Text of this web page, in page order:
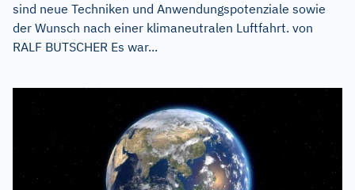
sind neue Techniken und Anwendungspotenziale sowie
der Wunsch nach einer klimaneutralen Luftfahrt. von
RALF BUTSCHER Es war...